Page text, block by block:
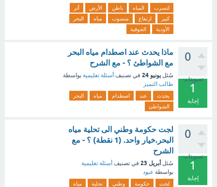
لتسرب المياه باطن الأرض
أثر
كبير
ارتفاع منسوب مياه
البحر
الأودية
الجوفية
0
تصويتات
1
إجابة
ماذا يحدث عند اصطدام مياه البحر
مع الشواطئ ؟ - مع الشرح
سُئل يونيو 24 في تصنيف أسئلة تعليمية بواسطة
طالب التميز
يحدث عند اصطدام مياه
البحر
الشواطئ
0
تصويتات
1
إجابة
لجت حكومة وطني الى تحلية مياه
البحر.خيار واحد. (1 نقطة) ؟ - مع
الشرح
سُئل أبريل 23 في تصنيف أسئلة تعليمية
بواسطة عبود
لجت حكومة وطني تحلية
مياه